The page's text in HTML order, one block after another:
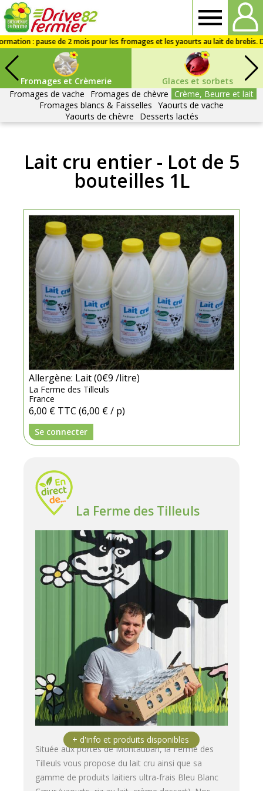
82
Fromages et Crèmerie
Glaces et sorbets
Fromages de vache
Fromages de chèvre Crème, Beurre et lait
Fromages blancs & Faisselles Yaourts de vache
Yaourts de chèvre
Desserts lactés
Lait cru entier - Lot de 5
bouteilles 1L
Allergène: Lait (0€9 /litre)
La Ferme des Tilleuls
France
6,00 € TTC (6,00 € / p)
Se connecter
La Ferme des Tilleuls
Située aux portes de Montauban, la Ferme des
Tilleuls vous propose du lait cru ainsi que sa
gamme de produits laitiers ultra-frais Bleu Blanc